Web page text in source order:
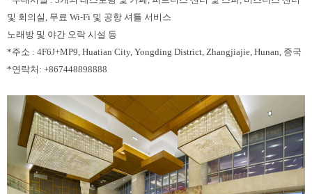
및 회의실, 무료 Wi-Fi 및 공항 셔틀 서비스
노래방 및 야간 오락 시설 등
*주소 : 4F6J+MP9, Huatian City, Yongding District, Zhangjiajie, Hunan, 중국
*연락처: +867448898888